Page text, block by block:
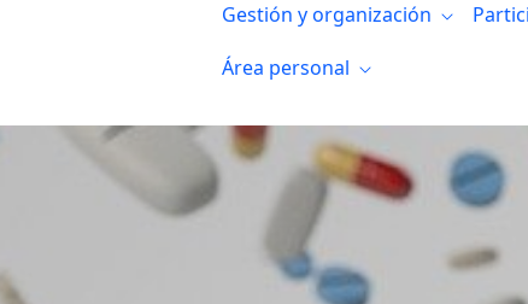
Gestión y organización
Área personal